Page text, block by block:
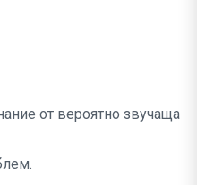
от вероятно звучаща